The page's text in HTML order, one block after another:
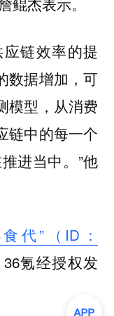
链效率的提
数据增加，可
模型，从消费
链中的每一个
进当中。”他
代”（ID：
氪经授权发